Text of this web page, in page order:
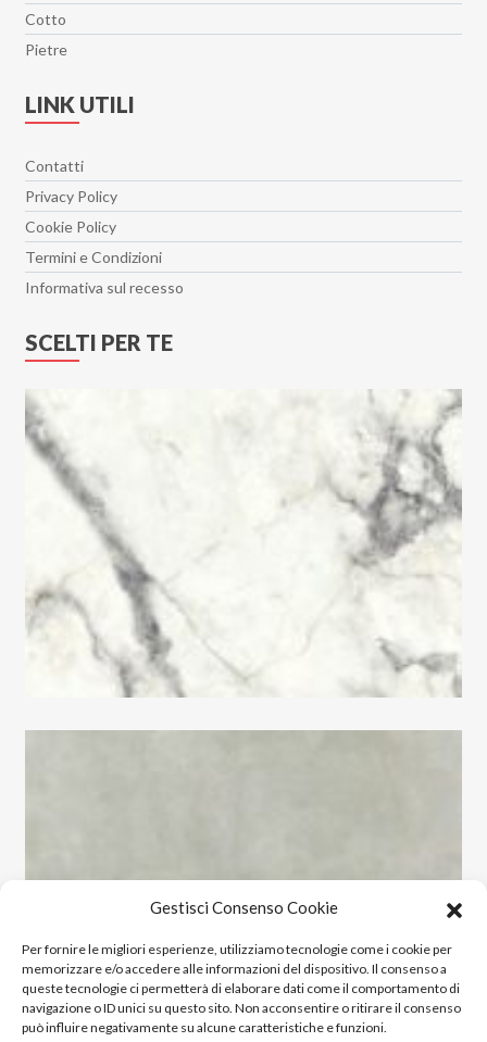
Gestisci Consenso Cookie
Per fornire le migliori esperienze, utilizziamo tecnologie come i cookie per
memorizzare e/o accedere alle informazioni del dispositivo. Il consenso a
queste tecnologie ci permetterà di elaborare dati come il comportamento di
navigazione o ID unici su questo sito. Non acconsentire o ritirare il consenso
può influire negativamente su alcune caratteristiche e funzioni.
Cotto
Pietre
LINK UTILI
Contatti
Privacy Policy
Cookie Policy
Termini e Condizioni
Informativa sul recesso
SCELTI PER TE